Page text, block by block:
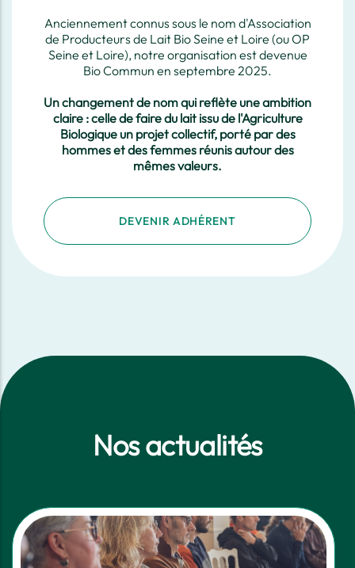
Anciennement connus sous le nom d'Association
de Producteurs de Lait Bio Seine et Loire (ou OP
Seine et Loire), notre organisation est devenue
Bio Commun en septembre 2025.
Un changement de nom qui reflète une ambition
claire : celle de faire du lait issu de l'Agriculture
Biologique un projet collectif, porté par des
hommes et des femmes réunis autour des
mêmes valeurs.
DEVENIR ADHÉRENT
Nos actualités